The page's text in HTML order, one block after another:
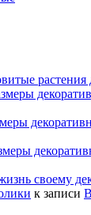
растения
своему
к записи